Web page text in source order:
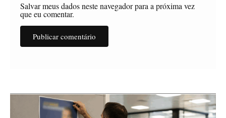
Salvar meus dados neste navegador para a próxima vez
que eu comentar.